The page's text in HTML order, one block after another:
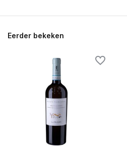
Eerder bekeken